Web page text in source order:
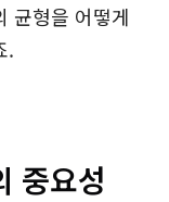
균형을 어떻게
.
중요성